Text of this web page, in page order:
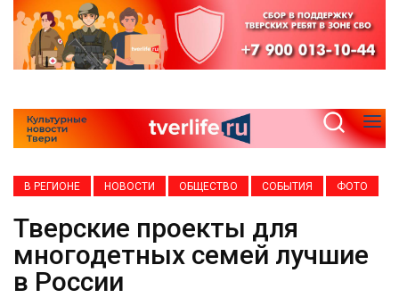
В РЕГИОНЕ НОВОСТИ ОБЩЕСТВО СОБЫТИЯ ФОТО
Тверские проекты для
многодетных семей лучшие
в России